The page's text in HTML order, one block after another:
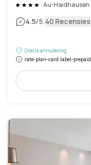
Au-Haidhausen
4.5/5|40 Recensies
Gratis annulering
rate-plan-card.label-prepaid